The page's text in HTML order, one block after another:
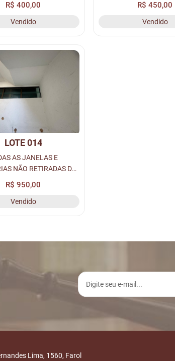
R$ 400,00
Vendido
R$ 450,00
Vendido
LOTE 014
AS JANELAS E
NÃO RETIRADAS DO
PRÉDIO.
R$ 950,00
Vendido
Lima, 1560, Farol